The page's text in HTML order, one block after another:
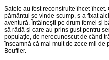
Satele au fost reconstruite încet-
pământul se vinde scump, s-a fixat
aventură. Întâlneşti pe drum femei şi
să râdă şi care au prins gust pentru
populaţie, de nerecunoscut de când
înseamnă că mai mult de zece mii de
Bouffier.